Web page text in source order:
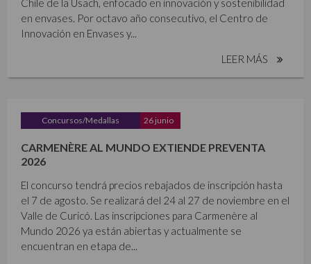
Chile de la Usach, enfocado en innovación y sostenibilidad
en envases. Por octavo año consecutivo, el Centro de
Innovación en Envases y...
LEER MÁS
Concursos/Medallas 26 junio
CARMENÈRE AL MUNDO EXTIENDE PREVENTA
2026
El concurso tendrá precios rebajados de inscripción hasta
el 7 de agosto. Se realizará del 24 al 27 de noviembre en el
Valle de Curicó. Las inscripciones para Carmenère al
Mundo 2026 ya están abiertas y actualmente se
encuentran en etapa de...